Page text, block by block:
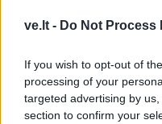
ve.lt - Do Not Process
If you wish to opt-out of
processing of your
targeted advertising by
section to confirm your